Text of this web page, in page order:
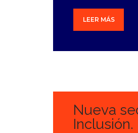
LEER MÁS
Nueva
Inclusión.